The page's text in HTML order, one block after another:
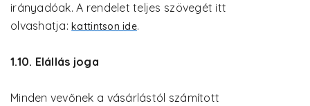
irányadóak. A rendelet teljes szövegét itt
olvashatja:kattintson ide.
1.10. Elállás joga
Minden vevőnek a vásárlástól számított